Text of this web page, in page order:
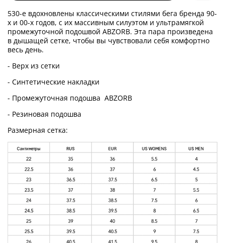
530-е вдохновлены классическими стилями бега бренда 90-
х и 00-х годов, с их массивным силуэтом и ультрамягкой
промежуточной подошвой ABZORB. Эта пара произведена
в дышащей сетке, чтобы вы чувствовали себя комфортно
весь день.
- Верх из сетки
- Синтетические накладки
- Промежуточная подошва ABZORB
- Резиновая подошва
Размерная сетка: